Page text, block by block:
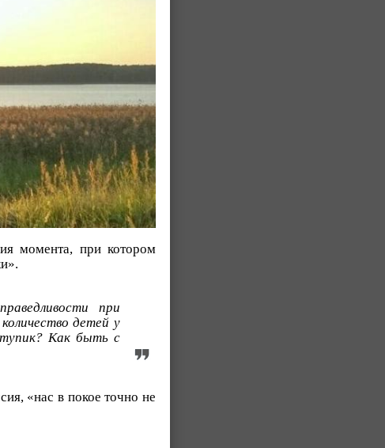
момента, при котором
при
детей у
тупик? Как быть с
«нас в покое точно не